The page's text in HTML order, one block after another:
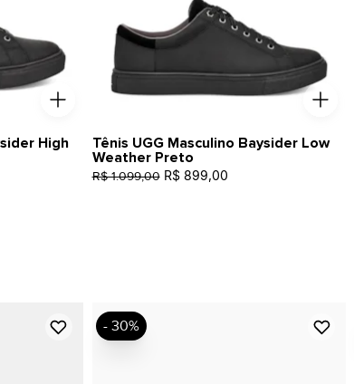
High
Tênis UGG Masculino Baysider Low
Weather Preto
R$ 1.099,00 R$ 899,00
- 30%